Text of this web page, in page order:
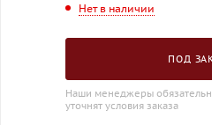
Нет в наличии
ПОД
Наши менеджеры
уточнят условия заказа